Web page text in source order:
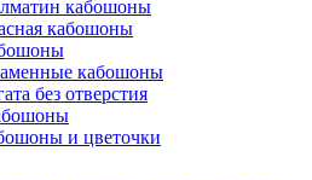
кабошоны
кабошоны
кабошоны
без отверстия
и цветочки